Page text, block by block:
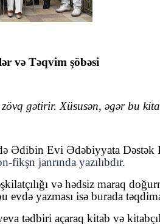
və Təqvim şöbəsi
gətirir. Xüsusən, əgər bu
Ədibin Evi Ədəbiyyata Dəstək
fikşn janrında yazılıbdır.
və hədsiz maraq
evdə yazması isə burada
tədbiri açaraq kitab və